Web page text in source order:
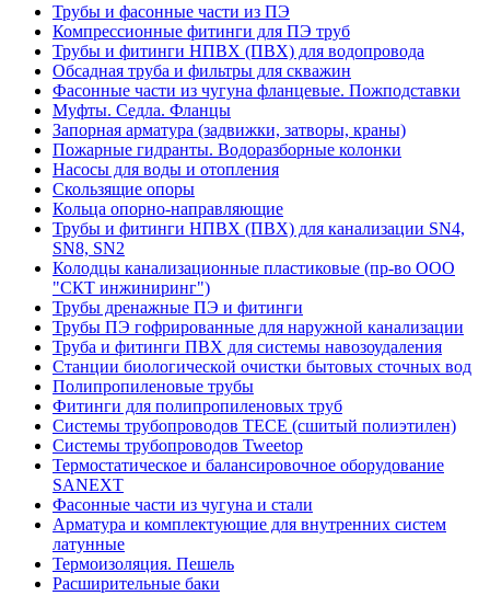
Трубы и фасонные части из ПЭ
Компрессионные фитинги для ПЭ труб
Трубы и фитинги НПВХ (ПВХ) для водопровода
Обсадная труба и фильтры для скважин
Фасонные части из чугуна фланцевые. Пожподставки
Муфты. Седла. Фланцы
Запорная арматура (задвижки, затворы, краны)
Пожарные гидранты. Водоразборные колонки
Насосы для воды и отопления
Скользящие опоры
Кольца опорно-направляющие
Трубы и фитинги НПВХ (ПВХ) для канализации SN4,
SN8, SN2
Колодцы канализационные пластиковые (пр-во ООО
"СКТ инжиниринг")
Трубы дренажные ПЭ и фитинги
Трубы ПЭ гофрированные для наружной канализации
Труба и фитинги ПВХ для системы навозоудаления
Станции биологической очистки бытовых сточных вод
Полипропиленовые трубы
Фитинги для полипропиленовых труб
Системы трубопроводов TECE (сшитый полиэтилен)
Системы трубопроводов Tweetop
Термостатическое и балансировочное оборудование
SANEXT
Фасонные части из чугуна и стали
Арматура и комплектующие для внутренних систем
латунные
Термоизоляция. Пешель
Расширительные баки